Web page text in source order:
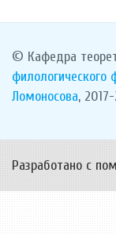
© Кафедра
филологического
Ломоносова,
Разработано с